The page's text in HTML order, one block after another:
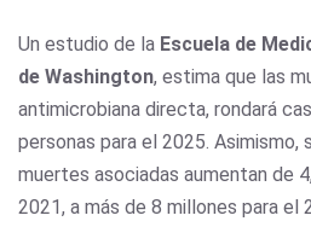
Un estudio de la Escuela de
de Washington, estima que las
antimicrobiana directa, rondará
personas para el 2025. Asimismo,
muertes asociadas aumentan de
2021, a más de 8 millones para el